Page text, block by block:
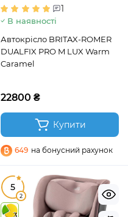
1
В наявності
Автокрісло BRITAX-ROMER
DUALFIX PRO M LUX Warm
Caramel
22800 ₴
Купити
649 на бонусний рахунок
5
2
3